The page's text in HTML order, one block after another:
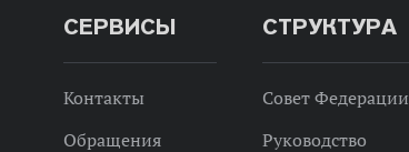
СЕРВИСЫ
Контакты
Обращения
СТРУКТУРА
Совет Федерации
Руководство